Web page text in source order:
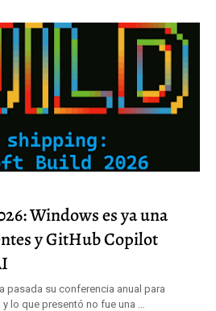
Windows es ya una
y GitHub Copilot
pasada su conferencia anual para
lo que presentó no fue una …